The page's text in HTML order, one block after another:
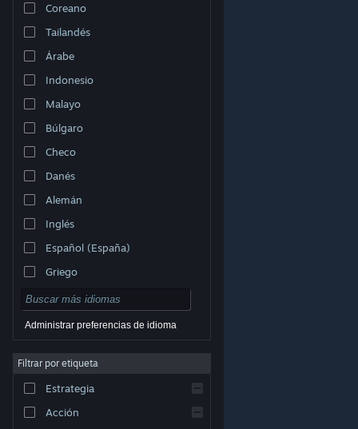
Ver versión clásica
© Valve Corporation. Todos los derechos reservados.
Todas las marcas registradas pertenecen a sus
de Privacidad|Información legal
Acuerdo de Suscriptor a Steam
Cookies
Coreano
Tailandés
Árabe
Indonesio
Malayo
Búlgaro
Checo
Danés
Alemán
Inglés
Español (España)
Griego
Administrar preferencias de idioma
Filtrar por etiqueta
Estrategia
Acción